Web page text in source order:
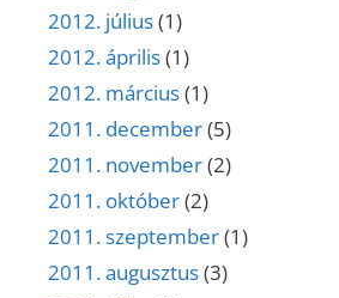
2012. július(1)
2012. április(1)
2012. március(1)
2011. december(5)
2011. november(2)
2011. október(2)
2011. szeptember(1)
2011. augusztus(3)